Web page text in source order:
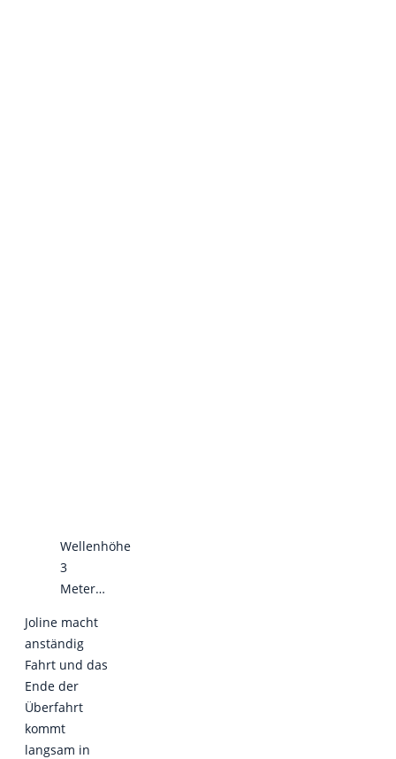
Wellenhöhe
3
Meter…
Joline macht
anständig
Fahrt und das
Ende der
Überfahrt
kommt
langsam in